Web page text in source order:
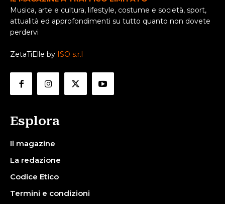
Musica, arte e cultura, lifestyle, costume e società, sport,
attualità ed approfondimenti su tutto quanto non dovete
perdervi
ZetaTiElle by ISO s.r.l
Esplora
Il magazine
La redazione
Codice Etico
Termini e condizioni